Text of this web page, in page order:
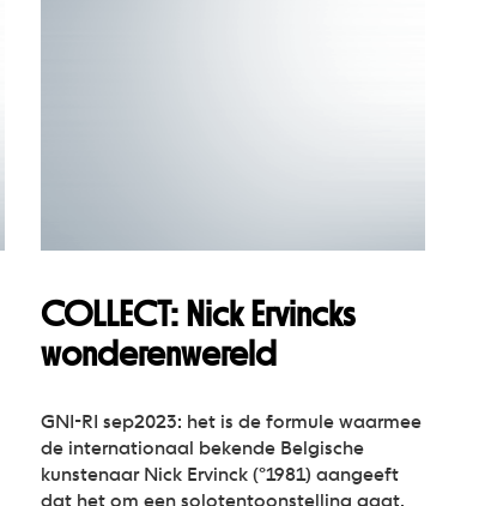
COLLECT: Nick Ervincks
wonderenwereld
GNI-RI sep2023: het is de formule waarmee
de internationaal bekende Belgische
kunstenaar Nick Ervinck (°1981) aangeeft
dat het om een solotentoonstelling gaat.